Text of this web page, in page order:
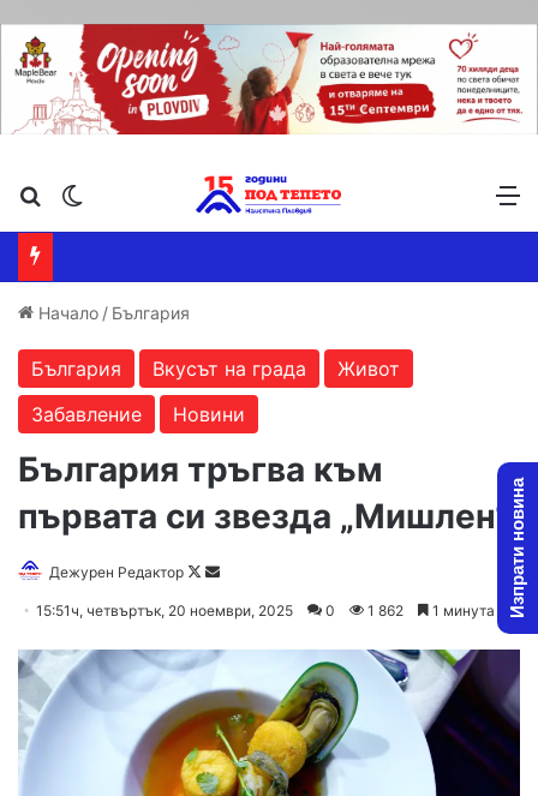
Търсене ...
Начало / България
България Вкусът на града
Живот
Забавление
Новини
България тръгва към
първата си звезда „Мишлен“
Дежурен Редактор
Follow
Send
15:51ч, четвъртък, 20 ноември, 2025 0 1 862 1 минута Изпрати новина